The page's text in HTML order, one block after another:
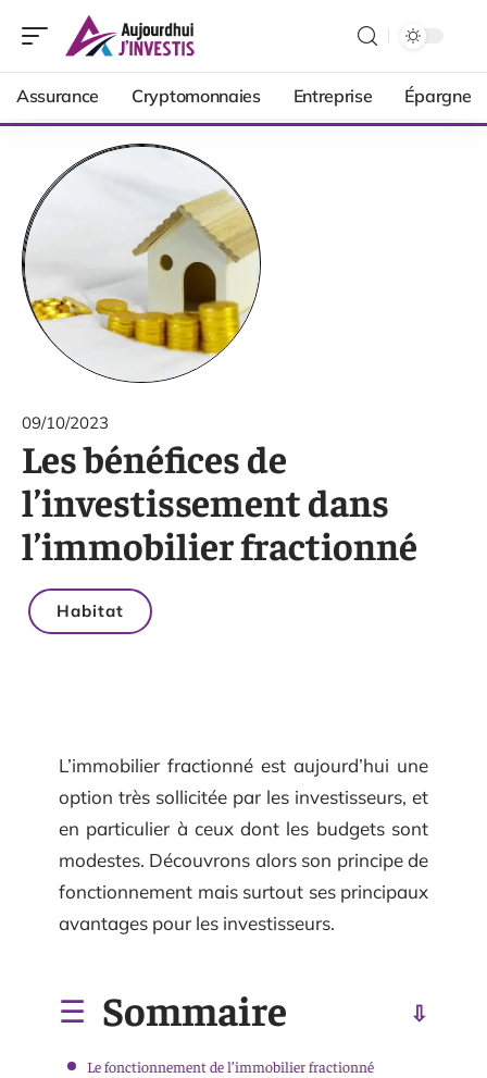
Assurance Cryptomonnaies Entreprise Épargne
09/10/2023
Les bénéfices de
l’investissement dans
l’immobilier fractionné
Habitat
L’immobilier fractionné est aujourd’hui une
option très sollicitée par les investisseurs, et
en particulier à ceux dont les budgets sont
modestes. Découvrons alors son principe de
fonctionnement mais surtout ses principaux
avantages pour les investisseurs.
Sommaire
Le fonctionnement de l’immobilier fractionné